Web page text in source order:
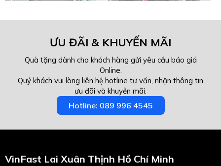
ƯU ĐÃI & KHUYẾN MÃI
Quà tặng dành cho khách hàng gửi yêu cầu báo giá
Online.
Quý khách vui lòng liên hệ hotline tư vấn, nhận thông tin
ưu đãi và khuyễn mãi.
Hotline: 089 996 4545
VinFast Lai Xuân Thịnh Hồ Chí Minh